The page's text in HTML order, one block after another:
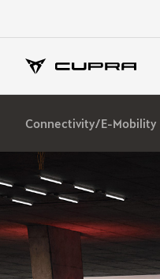
Connectivity/E-Mobility